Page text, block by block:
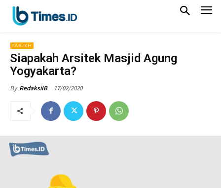
TARIKH
Siapakah Arsitek Masjid Agung
Yogyakarta?
By RedaksiIB 17/02/2020